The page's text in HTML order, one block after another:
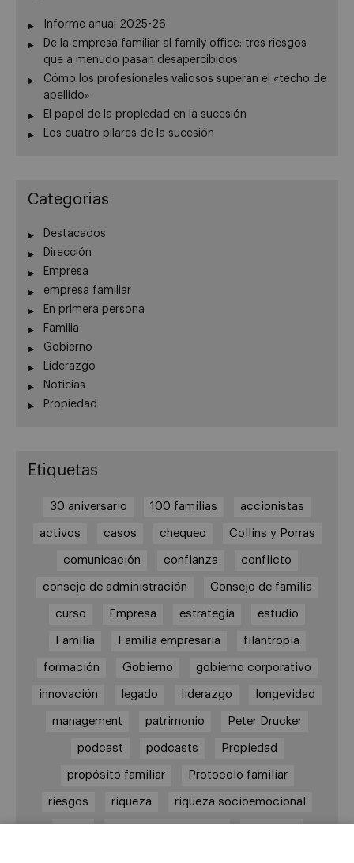
Informe anual 2025-26
De la empresa familiar al family office: tres riesgos
que a menudo pasan desapercibidos
Cómo los profesionales valiosos superan el «techo de
apellido»
El papel de la propiedad en la sucesión
Los cuatro pilares de la sucesión
Categorias
Destacados
Dirección
Empresa
empresa familiar
En primera persona
Familia
Gobierno
Liderazgo
Noticias
Propiedad
Etiquetas
30 aniversario 100 familias accionistas
activos casos chequeo Collins y Porras
comunicación confianza conflicto
consejo de administración Consejo de familia
curso Empresa estrategia estudio
Familia Familia empresaria filantropía
formación Gobierno gobierno corporativo
innovación legado liderazgo longevidad
management patrimonio Peter Drucker
podcast podcasts Propiedad
propósito familiar Protocolo familiar
riesgos riqueza riqueza socioemocional